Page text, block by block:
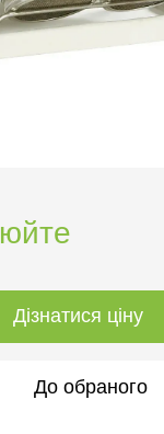
Дізнатися ціну
До обраного